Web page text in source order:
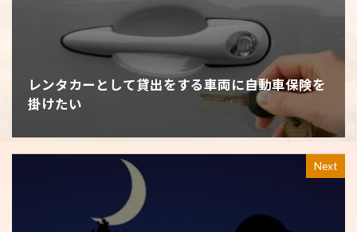
レンタカーとして貸出をする車両に自動車保険を
掛けたい
Next